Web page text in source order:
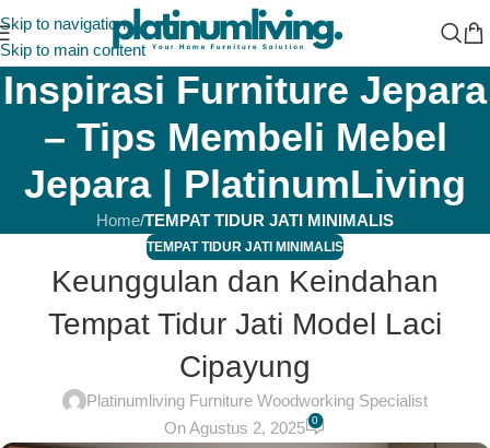
Skip to navigation
Skip to main content
Inspirasi Furniture Jepara
– Tips Membeli Mebel
Jepara | PlatinumLiving
Home/TEMPAT TIDUR JATI MINIMALIS
TEMPAT TIDUR JATI MINIMALIS
Keunggulan dan Keindahan
Tempat Tidur Jati Model Laci
Cipayung
Platinumliving Furniture Woodworking Specialist
On Agustus 2, 2025
0